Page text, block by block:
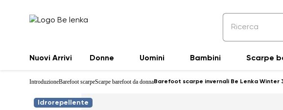
Nuovi Arrivi Donne Uomini Bambini Scarpe
IntroduzioneBarefoot scarpeScarpe barefoot da donnaBarefoot scarpe invernali Be Lenka Winter
Idrorepellente